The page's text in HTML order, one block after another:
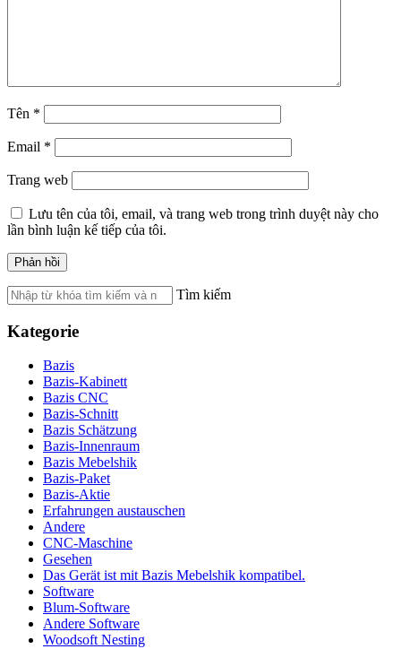
Tên *
Email *
Trang web
Lưu tên của tôi, email, và trang web trong trình duyệt này cho
lần bình luận kế tiếp của tôi.
Tìm kiếm
Kategorie
Bazis
Bazis-Kabinett
Bazis CNC
Bazis-Schnitt
Bazis Schätzung
Bazis-Innenraum
Bazis Mebelshik
Bazis-Paket
Bazis-Aktie
Erfahrungen austauschen
Andere
CNC-Maschine
Gesehen
Das Gerät ist mit Bazis Mebelshik kompatibel.
Software
Blum-Software
Andere Software
Woodsoft Nesting